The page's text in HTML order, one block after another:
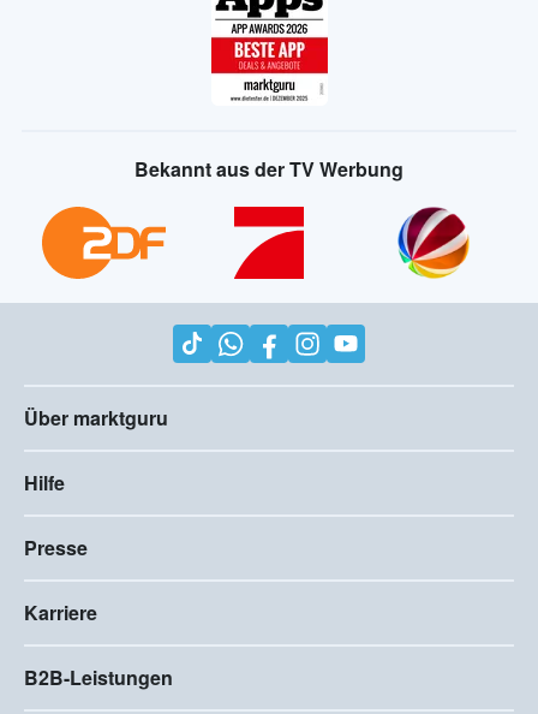
Bekannt aus der TV Werbung
Über marktguru
Hilfe
Presse
Karriere
B2B-Leistungen